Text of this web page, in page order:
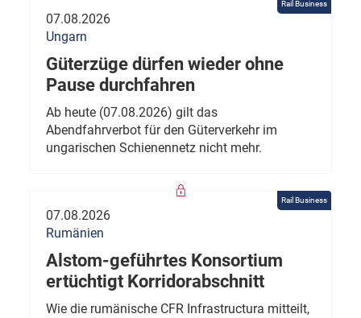
Rail Business
07.08.2026
Ungarn
Güterzüge dürfen wieder ohne
Pause durchfahren
Ab heute (07.08.2026) gilt das
Abendfahrverbot für den Güterverkehr im
ungarischen Schienennetz nicht mehr.
Rail Business
07.08.2026
Rumänien
Alstom-geführtes Konsortium
ertüchtigt Korridorabschnitt
Wie die rumänische CFR Infrastructura mitteilt,